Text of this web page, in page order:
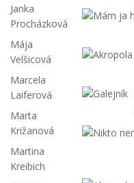
Janka
Procházková
Mája
Velšicová
Marcela
Laiferová
Marta
Križanová
Martina
Kreibich